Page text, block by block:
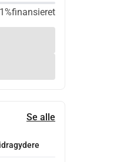
finansieret
Se alle